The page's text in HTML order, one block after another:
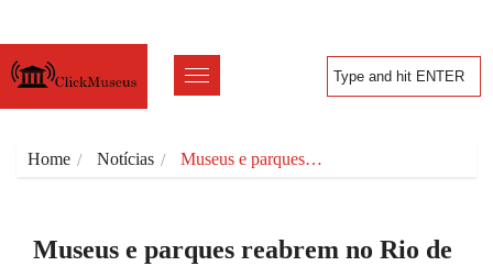
Home Notícias Museus e parques…
Museus e parques reabrem no Rio de